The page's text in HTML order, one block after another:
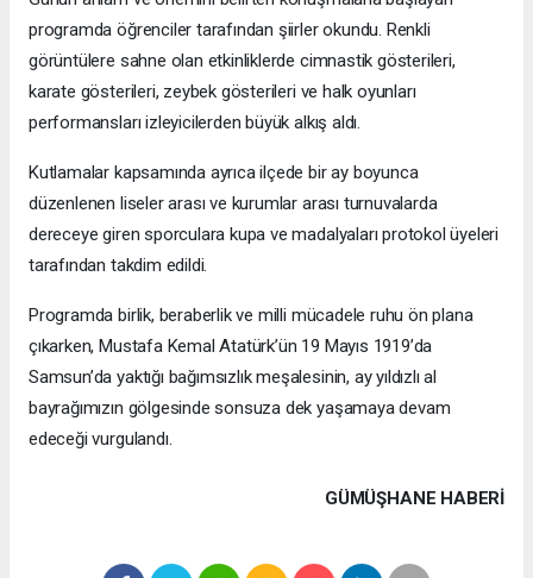
programda öğrenciler tarafından şiirler okundu. Renkli
görüntülere sahne olan etkinliklerde cimnastik gösterileri,
karate gösterileri, zeybek gösterileri ve halk oyunları
performansları izleyicilerden büyük alkış aldı.
Kutlamalar kapsamında ayrıca ilçede bir ay boyunca
düzenlenen liseler arası ve kurumlar arası turnuvalarda
dereceye giren sporculara kupa ve madalyaları protokol üyeleri
tarafından takdim edildi.
Programda birlik, beraberlik ve milli mücadele ruhu ön plana
çıkarken, Mustafa Kemal Atatürk’ün 19 Mayıs 1919’da
Samsun’da yaktığı bağımsızlık meşalesinin, ay yıldızlı al
bayrağımızın gölgesinde sonsuza dek yaşamaya devam
edeceği vurgulandı.
GÜMÜŞHANE HABERİ